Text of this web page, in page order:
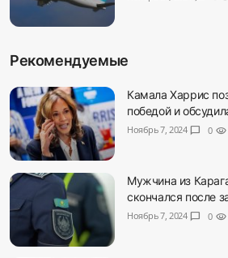
Рекомендуемые
Камала Харрис
победой и
Ноябрь 7, 2024 chat_bubble 0 visibility
Мужчина из
скончался после
Ноябрь 7, 2024 chat_bubble 0 visibility